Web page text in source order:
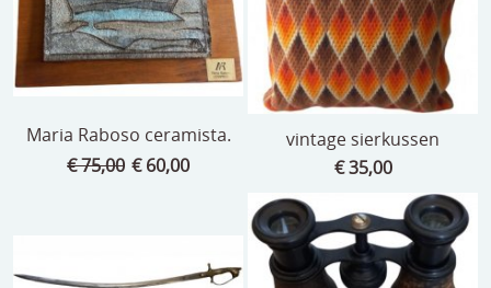
Maria Raboso ceramista.
€ 75,00 € 60,00
vintage sierkussen
€ 35,00